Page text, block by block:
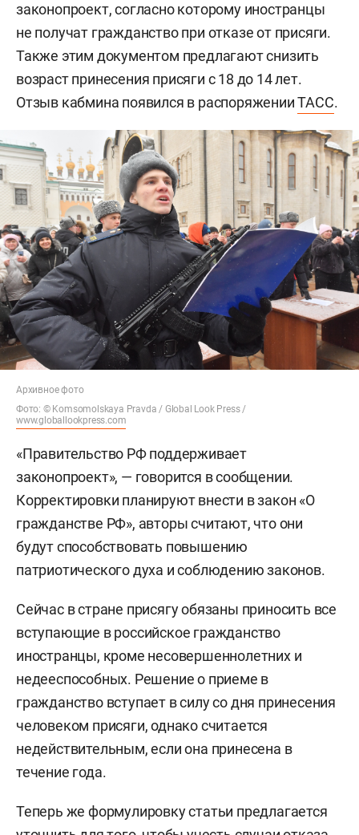
законопроект, согласно которому иностранцы
не получат гражданство при отказе от присяги.
Также этим документом предлагают снизить
возраст принесения присяги с 18 до 14 лет.
Отзыв кабмина появился в распоряженииТАСС.
Архивное фото
Фото: © Komsomolskaya Pravda / Global Look Press /
www.globallookpress.com
«Правительство РФ поддерживает
законопроект», — говорится в сообщении.
Корректировки планируют внести в закон «О
гражданстве РФ», авторы считают, что они
будут способствовать повышению
патриотического духа и соблюдению законов.
Сейчас в стране присягу обязаны приносить все
вступающие в российское гражданство
иностранцы, кроме несовершеннолетних и
недееспособных. Решение о приеме в
гражданство вступает в силу со дня принесения
человеком присяги, однако считается
недействительным, если она принесена в
течение года.
Теперь же формулировку статьи предлагается